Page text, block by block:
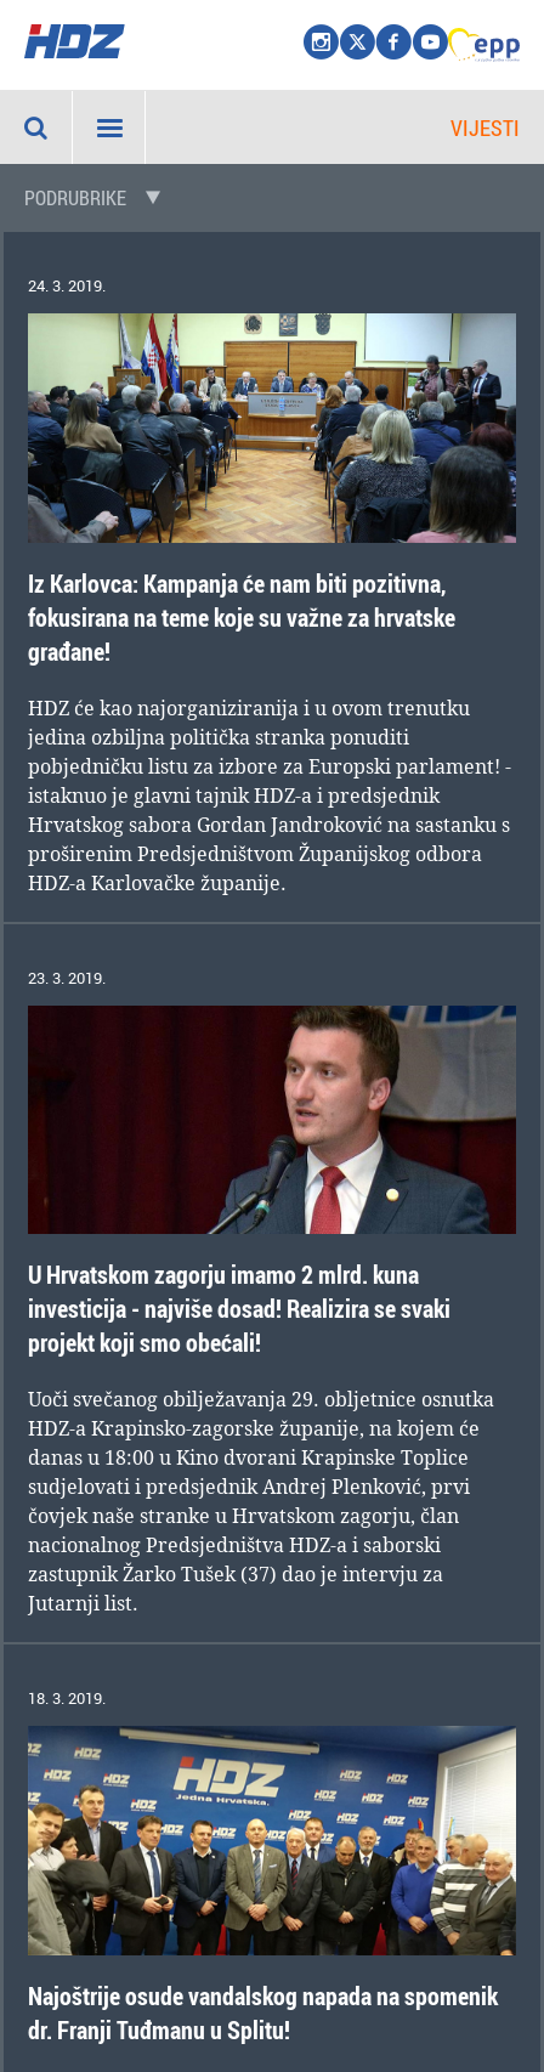
VIJESTI
PODRUBRIKE
24. 3. 2019.
Iz Karlovca: Kampanja će nam biti pozitivna,
fokusirana na teme koje su važne za hrvatske
građane!
HDZ će kao najorganiziranija i u ovom trenutku
jedina ozbiljna politička stranka ponuditi
pobjedničku listu za izbore za Europski parlament! -
istaknuo je glavni tajnik HDZ-a i predsjednik
Hrvatskog sabora Gordan Jandroković na sastanku s
proširenim Predsjedništvom Županijskog odbora
HDZ-a Karlovačke županije.
23. 3. 2019.
U Hrvatskom zagorju imamo 2 mlrd. kuna
investicija - najviše dosad! Realizira se svaki
projekt koji smo obećali!
Uoči svečanog obilježavanja 29. obljetnice osnutka
HDZ-a Krapinsko-zagorske županije, na kojem će
danas u 18:00 u Kino dvorani Krapinske Toplice
sudjelovati i predsjednik Andrej Plenković, prvi
čovjek naše stranke u Hrvatskom zagorju, član
nacionalnog Predsjedništva HDZ-a i saborski
zastupnik Žarko Tušek (37) dao je intervju za
Jutarnji list.
18. 3. 2019.
Najoštrije osude vandalskog napada na spomenik
dr. Franji Tuđmanu u Splitu!